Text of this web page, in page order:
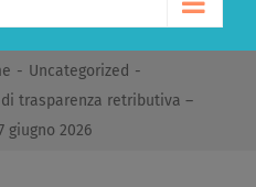
- Uncategorized -
trasparenza retributiva –
giugno 2026​